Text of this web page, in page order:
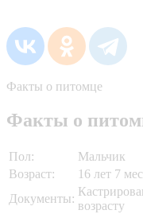
Факты о питомце
Факты о
Пол:
Мальчик
Возраст:
16 лет 7
Документы:
возрасту